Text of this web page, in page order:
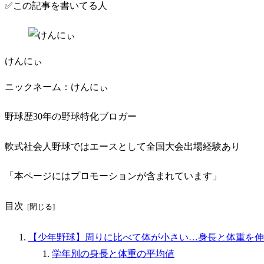
✅この記事を書いてる人
けんにぃ
ニックネーム：けんにぃ
野球歴30年の野球特化ブロガー
軟式社会人野球ではエースとして全国大会出場経験あり
「本ページにはプロモーションが含まれています」
目次
【少年野球】周りに比べて体が小さい…身長と体重を
学年別の身長と体重の平均値